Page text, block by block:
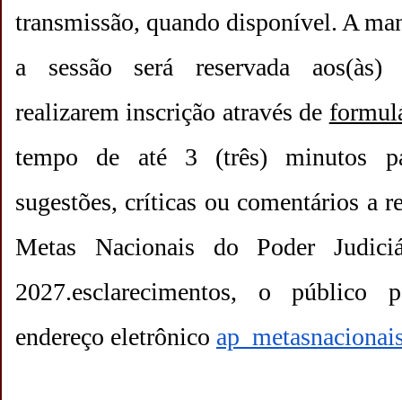
transmissão, quando disponível. A
a sessão será reservada aos(às)
realizarem inscrição através de
tempo de até 3 (três) minutos
sugestões, críticas ou comentários a
Metas Nacionais do Poder
2027.esclarecimentos, o público
endereço eletrônico